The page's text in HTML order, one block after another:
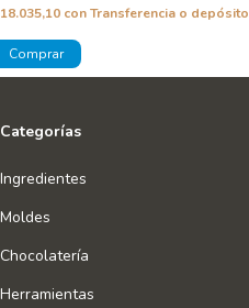
conTransferencia o depósito
Categorías
Ingredientes
Moldes
Chocolatería
Herramientas